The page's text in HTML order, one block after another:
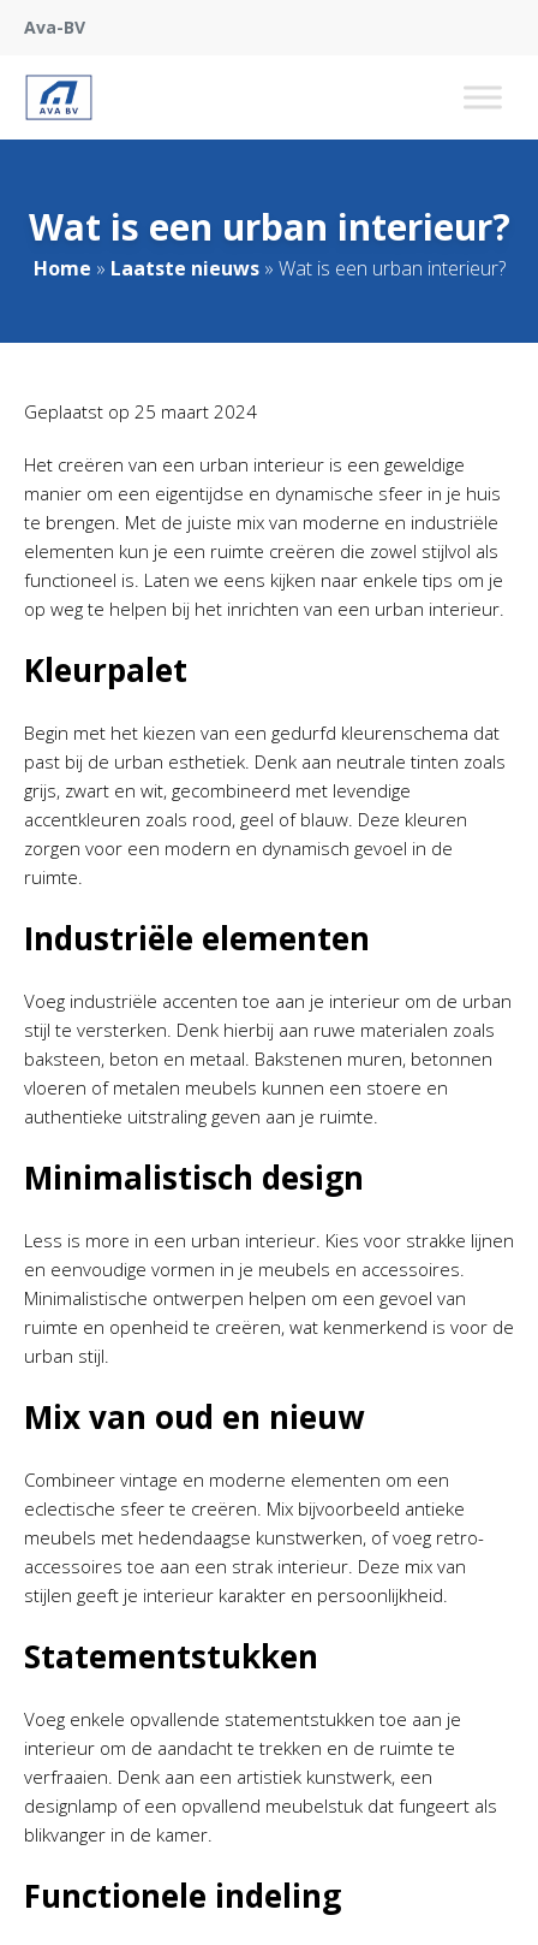
Ava-BV
Wat is een urban interieur?
Home » Laatste nieuws» Wat is een urban interieur?
Geplaatst op 25 maart 2024
Het creëren van een urban interieur is een geweldige
manier om een eigentijdse en dynamische sfeer in je huis
te brengen. Met de juiste mix van moderne en industriële
elementen kun je een ruimte creëren die zowel stijlvol als
functioneel is. Laten we eens kijken naar enkele tips om je
op weg te helpen bij het inrichten van een urban interieur.
Kleurpalet
Begin met het kiezen van een gedurfd kleurenschema dat
past bij de urban esthetiek. Denk aan neutrale tinten zoals
grijs, zwart en wit, gecombineerd met levendige
accentkleuren zoals rood, geel of blauw. Deze kleuren
zorgen voor een modern en dynamisch gevoel in de
ruimte.
Industriële elementen
Voeg industriële accenten toe aan je interieur om de urban
stijl te versterken. Denk hierbij aan ruwe materialen zoals
baksteen, beton en metaal. Bakstenen muren, betonnen
vloeren of metalen meubels kunnen een stoere en
authentieke uitstraling geven aan je ruimte.
Minimalistisch design
Less is more in een urban interieur. Kies voor strakke lijnen
en eenvoudige vormen in je meubels en accessoires.
Minimalistische ontwerpen helpen om een gevoel van
ruimte en openheid te creëren, wat kenmerkend is voor de
urban stijl.
Mix van oud en nieuw
Combineer vintage en moderne elementen om een
eclectische sfeer te creëren. Mix bijvoorbeeld antieke
meubels met hedendaagse kunstwerken, of voeg retro-
accessoires toe aan een strak interieur. Deze mix van
stijlen geeft je interieur karakter en persoonlijkheid.
Statementstukken
Voeg enkele opvallende statementstukken toe aan je
interieur om de aandacht te trekken en de ruimte te
verfraaien. Denk aan een artistiek kunstwerk, een
designlamp of een opvallend meubelstuk dat fungeert als
blikvanger in de kamer.
Functionele indeling